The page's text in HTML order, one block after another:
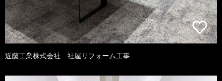
近藤工業株式会社 社屋リフォーム工事